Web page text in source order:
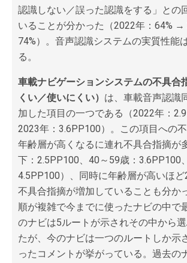
認識しない／誤った認識をする」との
いることが分かった（2022年：64% →
74%）。音声認識システムの実質性能
る。
車載ナビゲーションシステムの不具合
くい／使いにくい） は、車載音声認識
加した項目の一つである（2022年：
2023年：3.6PP100）。この項目への不
年齢層が高くなるに連れ不具合指摘が
下：2.5PP100、40～59歳：3.6PP100
4.5PP100）、同時に年齢層が高いほ
不具合指摘が増加していることも分か
順が複雑で今までに使ったナビの中で
のナビは5ルートが示されその中から
たが、今のナビは一つのルートしか示
ったコメントが挙がっている。過去の